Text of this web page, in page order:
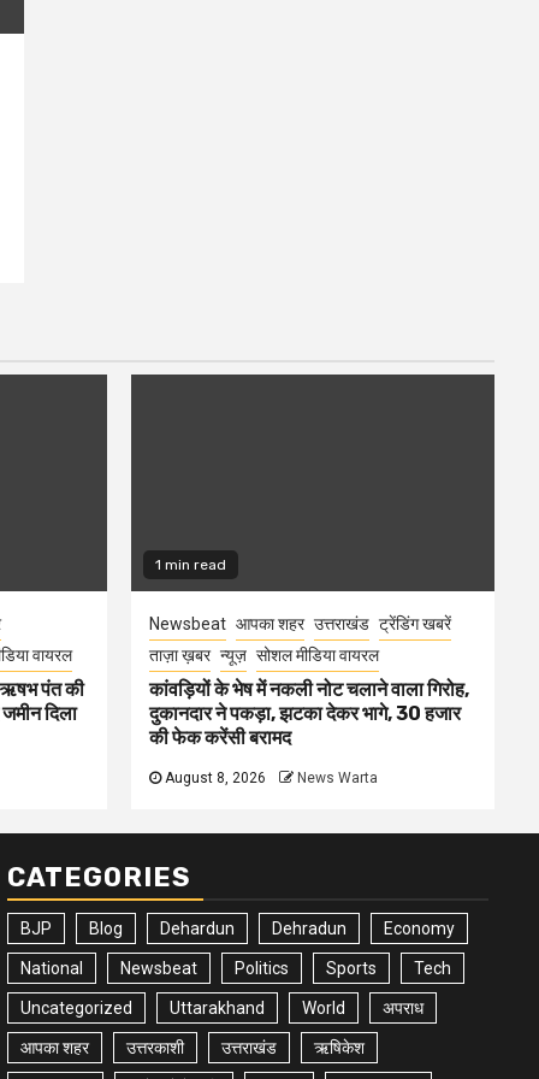
वायरल
पंत की
दिला
1 min read
Newsbeat आपका शहर उत्तराखंड ट्रेंडिंग खबरें
ताज़ा ख़बर न्यूज़ सोशल मीडिया वायरल
कांवड़ियों के भेष में नकली नोट चलाने वाला गिरोह,
दुकानदार ने पकड़ा, झटका देकर भागे, 30 हजार
की फेक करेंसी बरामद
August 8, 2026 News Warta
CATEGORIES
BJP Blog Dehardun Dehradun Economy
National Newsbeat Politics Sports Tech
Uncategorized Uttarakhand World अपराध
आपका शहर उत्तरकाशी उत्तराखंड ऋषिकेश